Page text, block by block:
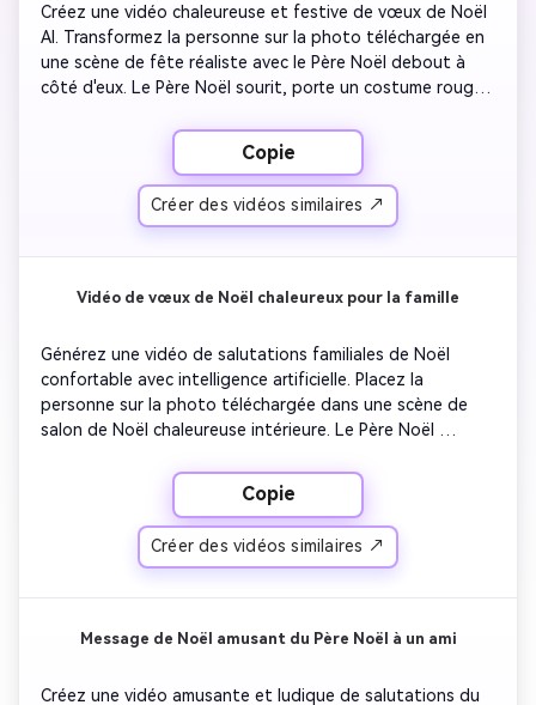
Créez une vidéo chaleureuse et festive de vœux de Noël
AI. Transformez la personne sur la photo téléchargée en
une scène de fête réaliste avec le Père Noël debout à
côté d'eux. Le Père Noël sourit, porte un costume rouge
cloche dorée. La neige tombe doucement, les lumières de
Noël brillent en arrière-plan et un sapin de Noël décoré
est clairement visible. Le Père Noël envoie un message de
Noël sincère directement au spectateur, souhaitant joie,
hivernales douces, détails faciaux réalistes, expressions
naturelles et mouvements fluides. Les vidéos devraient
Copie
Créer des vidéos similaires ↗
Vidéo de vœux de Noël chaleureux pour la famille
Générez une vidéo de salutations familiales de Noël
confortable avec intelligence artificielle. Placez la
personne sur la photo téléchargée dans une scène de
salon de Noël chaleureuse intérieure. Le Père Noël
parlait à la famille. La pièce est décorée de sapins de
Noël lumineux, de cadeaux emballés, de bougies et de
lumières douces et chaleureuses. Le Père Noël apporte
des vœux de Noël pleins d'amour, mettant l'accent sur la
réalistes, des mouvements doux de la caméra, des
expressions faciales naturelles et une atmosphère de
Copie
Créer des vidéos similaires ↗
Message de Noël amusant du Père Noël à un ami
Créez une vidéo amusante et ludique de salutations du